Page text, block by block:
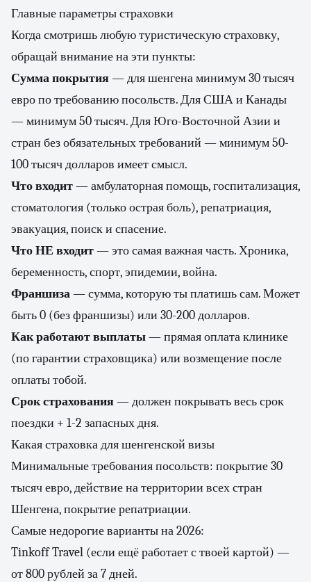
Главные параметры страховки
Когда смотришь любую туристическую страховку,
обращай внимание на эти пункты:
Сумма покрытия— для шенгена минимум 30 тысяч
евро по требованию посольств. Для США и Канады
— минимум 50 тысяч. Для Юго-Восточной Азии и
стран без обязательных требований — минимум 50-
100 тысяч долларов имеет смысл.
Что входит— амбулаторная помощь, госпитализация,
стоматология (только острая боль), репатриация,
эвакуация, поиск и спасение.
Что НЕ входит— это самая важная часть. Хроника,
беременность, спорт, эпидемии, война.
Франшиза— сумма, которую ты платишь сам. Может
быть 0 (без франшизы) или 30-200 долларов.
Как работают выплаты— прямая оплата клинике
(по гарантии страховщика) или возмещение после
оплаты тобой.
Срок страхования— должен покрывать весь срок
поездки + 1-2 запасных дня.
Какая страховка для шенгенской визы
Минимальные требования посольств: покрытие 30
тысяч евро, действие на территории всех стран
Шенгена, покрытие репатриации.
Самые недорогие варианты на 2026:
Tinkoff Travel (если ещё работает с твоей картой) —
от 800 рублей за 7 дней.